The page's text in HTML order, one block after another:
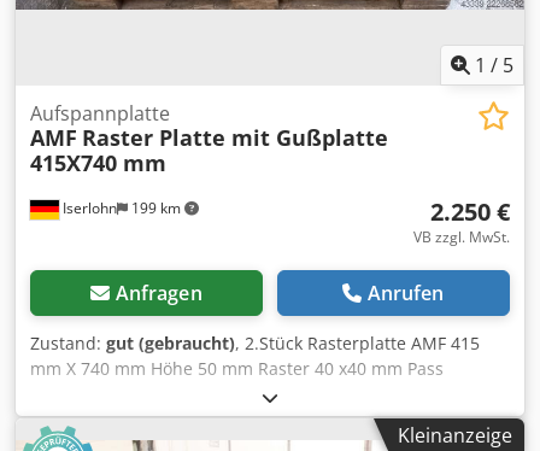
1 / 5
Iserlohn 199 km
Aufspannplatte
AMF Raster Platte mit Gußplatte
415X740 mm
2.250 €
VB zzgl. MwSt.
Anfragen Anrufen
Zustand: gut (gebraucht), 2.Stück Rasterplatte AMF 415
mm X 740 mm Höhe 50 mm Raster 40 x40 mm Pass
Bohrungen 16 H7 und Gewinde M12 . mit Guß unter Platte
Höhe 100 mm Codpjziwzhofx Acgjrf
Kleinanzeige